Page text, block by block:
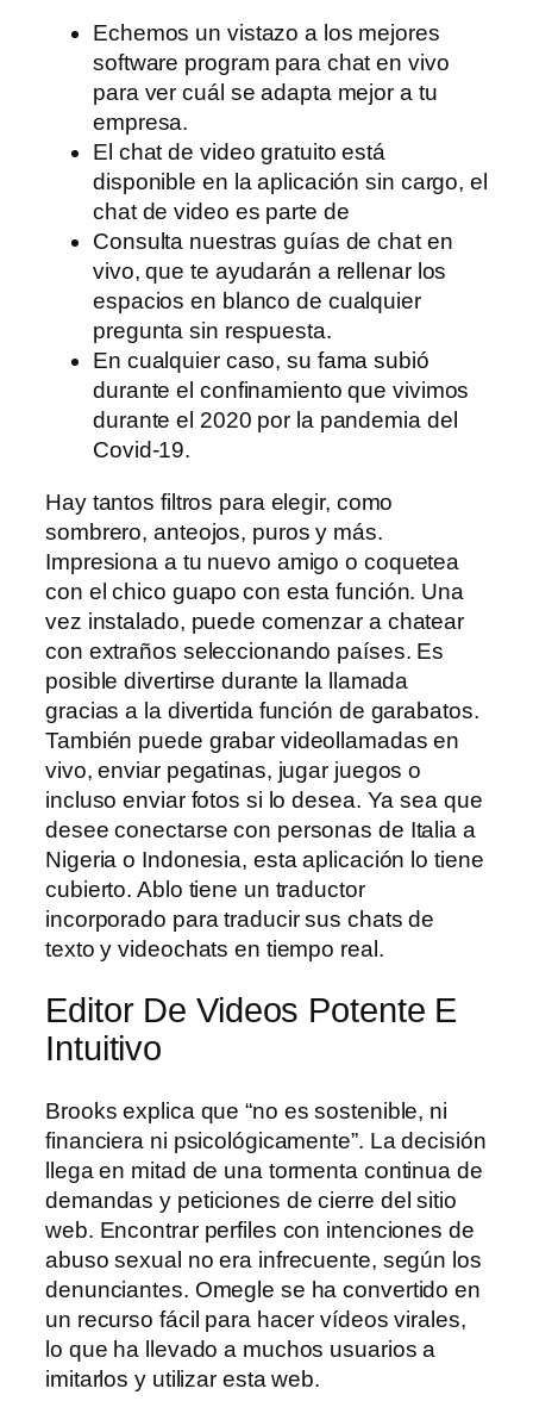
Echemos un vistazo a los mejores
software program para chat en vivo
para ver cuál se adapta mejor a tu
empresa.
El chat de video gratuito está
disponible en la aplicación sin cargo, el
chat de video es parte de
Consulta nuestras guías de chat en
vivo, que te ayudarán a rellenar los
espacios en blanco de cualquier
pregunta sin respuesta.
En cualquier caso, su fama subió
durante el confinamiento que vivimos
durante el 2020 por la pandemia del
Covid-19.
Hay tantos filtros para elegir, como
sombrero, anteojos, puros y más.
Impresiona a tu nuevo amigo o coquetea
con el chico guapo con esta función. Una
vez instalado, puede comenzar a chatear
con extraños seleccionando países. Es
posible divertirse durante la llamada
gracias a la divertida función de garabatos.
También puede grabar videollamadas en
vivo, enviar pegatinas, jugar juegos o
incluso enviar fotos si lo desea. Ya sea que
desee conectarse con personas de Italia a
Nigeria o Indonesia, esta aplicación lo tiene
cubierto. Ablo tiene un traductor
incorporado para traducir sus chats de
texto y videochats en tiempo real.
Editor De Videos Potente E
Intuitivo
Brooks explica que “no es sostenible, ni
financiera ni psicológicamente”. La decisión
llega en mitad de una tormenta continua de
demandas y peticiones de cierre del sitio
web. Encontrar perfiles con intenciones de
abuso sexual no era infrecuente, según los
denunciantes. Omegle se ha convertido en
un recurso fácil para hacer vídeos virales,
lo que ha llevado a muchos usuarios a
imitarlos y utilizar esta web.